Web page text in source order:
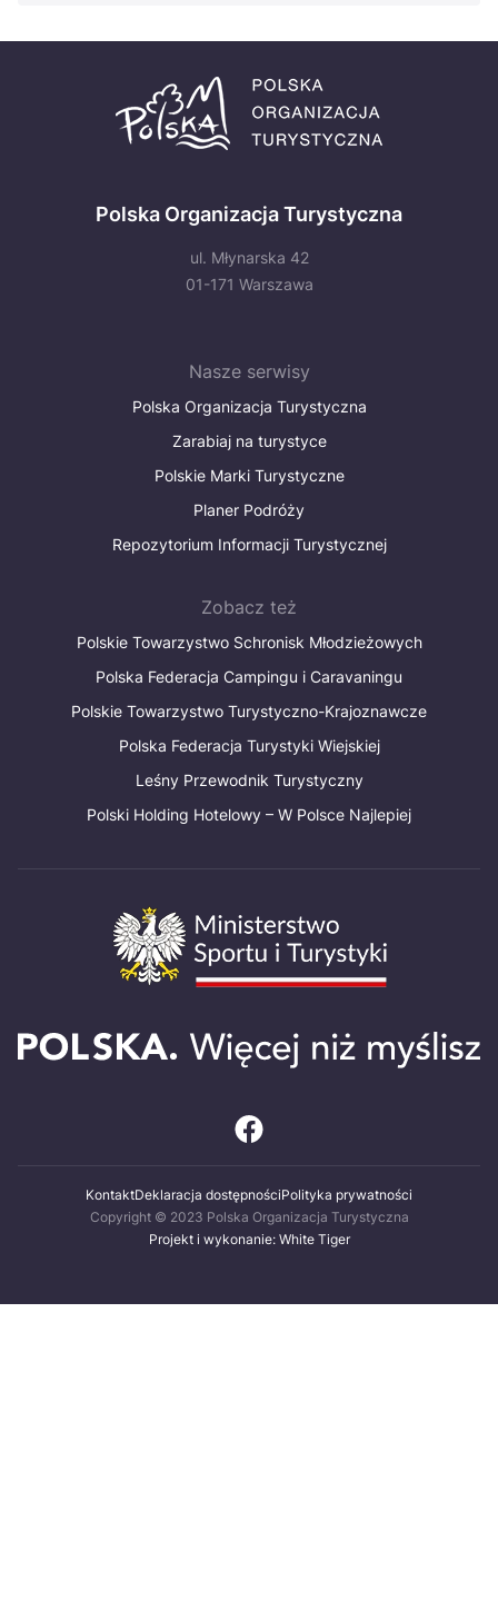
Polska Organizacja Turystyczna
ul. Młynarska 42
01-171 Warszawa
Nasze serwisy
Polska Organizacja Turystyczna
Zarabiaj na turystyce
Polskie Marki Turystyczne
Planer Podróży
Repozytorium Informacji Turystycznej
Zobacz też
Polskie Towarzystwo Schronisk Młodzieżowych
Polska Federacja Campingu i Caravaningu
Polskie Towarzystwo Turystyczno-Krajoznawcze
Polska Federacja Turystyki Wiejskiej
Leśny Przewodnik Turystyczny
Polski Holding Hotelowy – W Polsce Najlepiej
KontaktDeklaracja dostępnościPolityka prywatności
Copyright © 2023 Polska Organizacja Turystyczna
Projekt i wykonanie: White Tiger